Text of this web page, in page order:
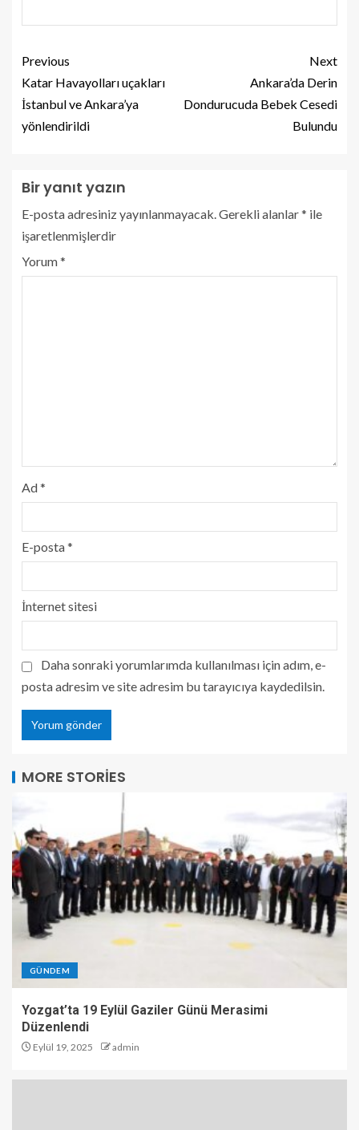
Previous
Katar Havayolları uçakları
İstanbul ve Ankara’ya
yönlendirildi
Next
Ankara’da Derin
Dondurucuda Bebek Cesedi
Bulundu
Bir yanıt yazın
E-posta adresiniz yayınlanmayacak.Gerekli alanlar* ile
işaretlenmişlerdir
Yorum*
Ad*
E-posta*
İnternet sitesi
Daha sonraki yorumlarımda kullanılması için adım, e-
posta adresim ve site adresim bu tarayıcıya kaydedilsin.
MORE STORIES
GÜNDEM
Yozgat’ta 19 Eylül Gaziler Günü Merasimi
Düzenlendi
Eylül 19, 2025 admin